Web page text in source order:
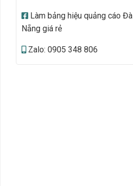
Làm bảng hiệu quảng cáo Đà
Nẵng giá rẻ
Zalo: 0905 348 806